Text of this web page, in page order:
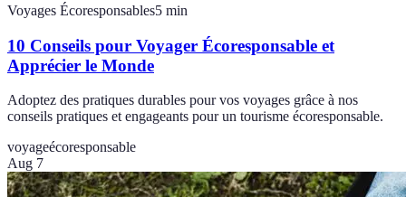
Voyages Écoresponsables5 min
10 Conseils pour Voyager Écoresponsable et
Apprécier le Monde
Adoptez des pratiques durables pour vos voyages grâce à nos
conseils pratiques et engageants pour un tourisme écoresponsable.
voyageécoresponsable
Aug 7